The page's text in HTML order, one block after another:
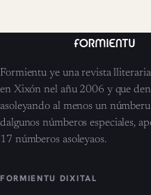
Formientu ye una revista
en Xixón nel añu 2006 y que
asoleyando al menos un
dalgunos númberos especiales,
17 númberos asoleyaos.
FORMIENTU DIXITAL